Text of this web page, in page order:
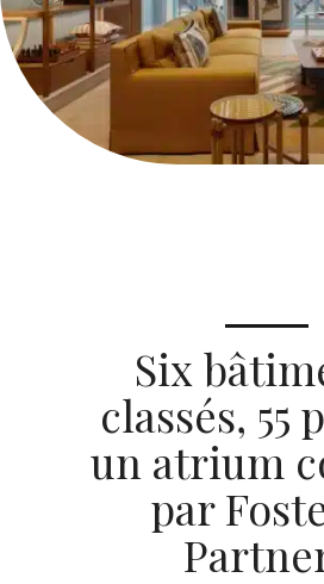
Six
classés, 55
un atrium
par